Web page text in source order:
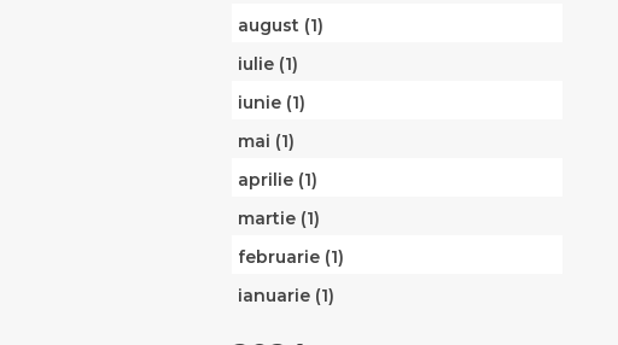
august (1)
iulie (1)
iunie (1)
mai (1)
aprilie (1)
martie (1)
februarie (1)
ianuarie (1)